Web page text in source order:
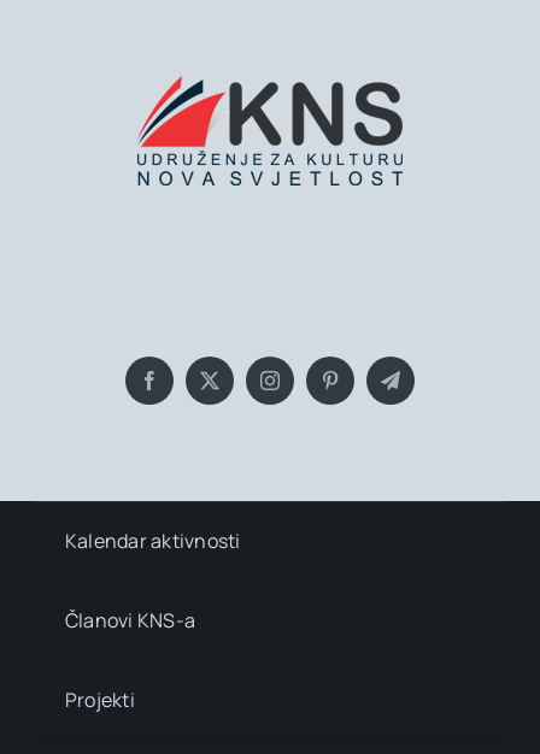
Kalendar aktivnosti
Članovi KNS-a
Projekti